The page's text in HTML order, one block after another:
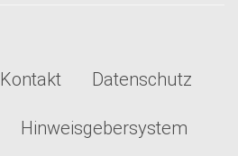
Kontakt Datenschutz
Hinweisgebersystem